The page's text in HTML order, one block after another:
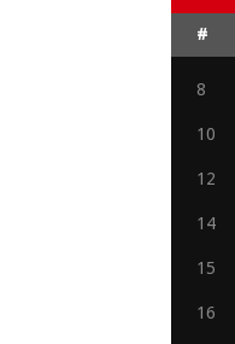
#
8
10
12
14
15
16